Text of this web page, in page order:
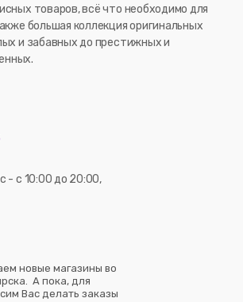
товаров, всё что необходимо для
большая коллекция оригинальных
и забавных до престижных и
- с 10:00 до 20:00,
новые магазины во
А пока, для
Вас делать заказы